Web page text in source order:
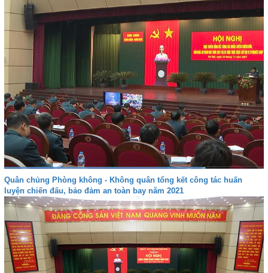
Quân chủng Phòng không - Không quân tổng kết công tác huấn
luyện chiến đấu, bảo đảm an toàn bay năm 2021